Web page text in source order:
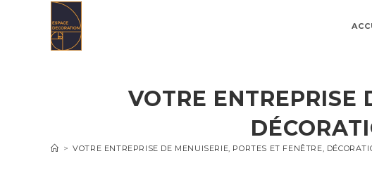
VOTRE ENTREPRISE
> VOTRE ENTREPRISE DE MENUISERIE, PORTES ET FENÊTRE,